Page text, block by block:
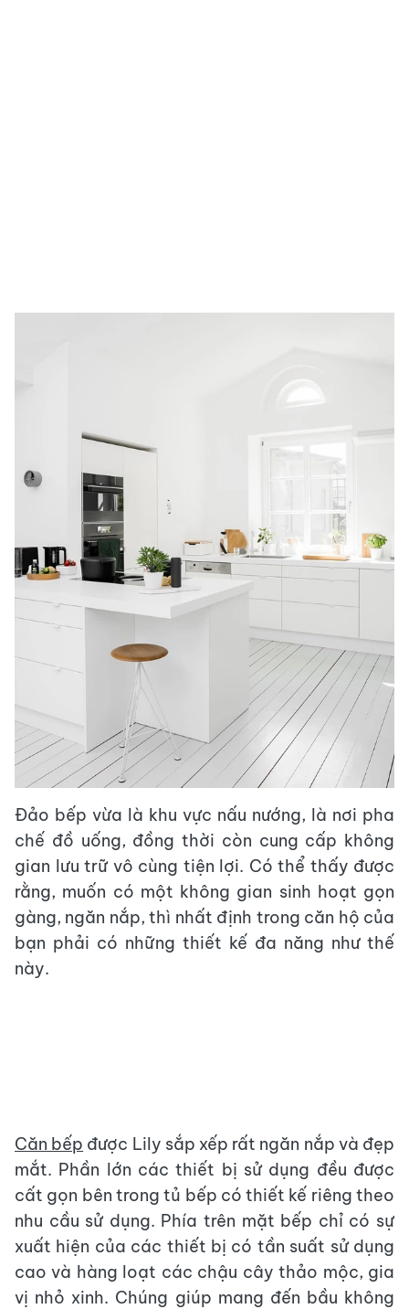
Đảo bếp vừa là khu vực nấu nướng, là nơi pha
chế đồ uống, đồng thời còn cung cấp không
gian lưu trữ vô cùng tiện lợi. Có thể thấy được
rằng, muốn có một không gian sinh hoạt gọn
gàng, ngăn nắp, thì nhất định trong căn hộ của
bạn phải có những thiết kế đa năng như thế
này.
Căn bếp được Lily sắp xếp rất ngăn nắp và đẹp
mắt. Phần lớn các thiết bị sử dụng đều được
cất gọn bên trong tủ bếp có thiết kế riêng theo
nhu cầu sử dụng. Phía trên mặt bếp chỉ có sự
xuất hiện của các thiết bị có tần suất sử dụng
cao và hàng loạt các chậu cây thảo mộc, gia
vị nhỏ xinh. Chúng giúp mang đến bầu không